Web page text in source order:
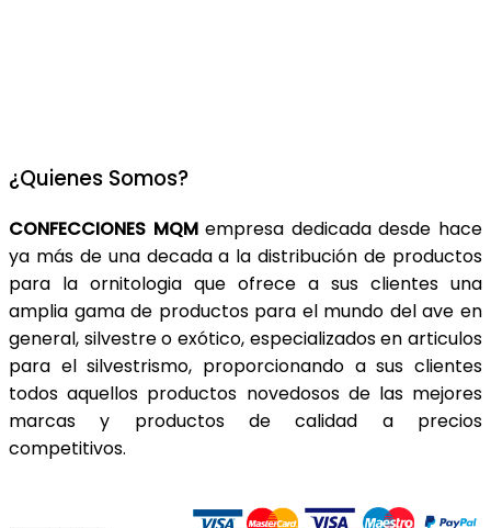
¿Quienes Somos?
CONFECCIONES MQMempresa dedicada desde hace
ya más de una decada a la distribución de productos
para la ornitologia que ofrece a sus clientes una
amplia gama de productos para el mundo del ave en
general, silvestre o exótico, especializados en articulos
para el silvestrismo, proporcionando a sus clientes
todos aquellos productos novedosos de las mejores
marcas y productos de calidad a precios
competitivos.